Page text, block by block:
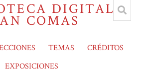
TEMAS
CRÉDITOS
EXPOSICIONES